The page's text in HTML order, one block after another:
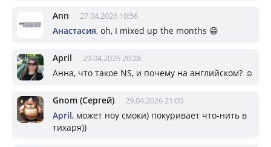
Ann 27.04.2026 10:56
Анастасия, oh, I mixed up the months 😁
April 29.04.2026 20:28
Анна, что такое NS, и почему на английском? ☺️
Gnom (Сергей) 29.04.2026 21:00
April, может ноу смоки) покуривает что-нить в
тихаря))